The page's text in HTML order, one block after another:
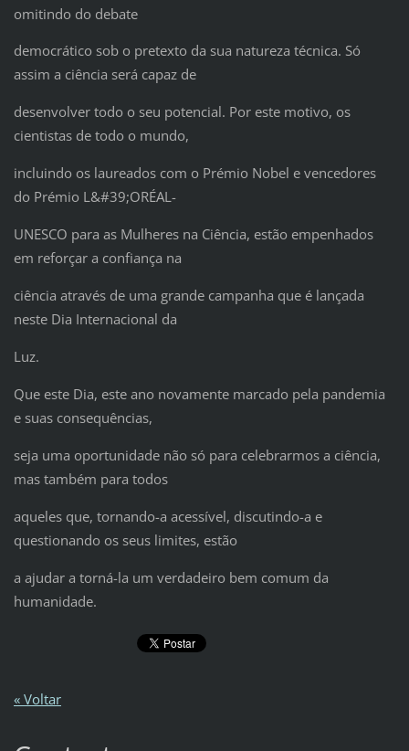
omitindo do debate
democrático sob o pretexto da sua natureza técnica. Só
assim a ciência será capaz de
desenvolver todo o seu potencial. Por este motivo, os
cientistas de todo o mundo,
incluindo os laureados com o Prémio Nobel e vencedores
do Prémio L&#39;ORÉAL-
UNESCO para as Mulheres na Ciência, estão empenhados
em reforçar a confiança na
ciência através de uma grande campanha que é lançada
neste Dia Internacional da
Luz.
Que este Dia, este ano novamente marcado pela pandemia
e suas consequências,
seja uma oportunidade não só para celebrarmos a ciência,
mas também para todos
aqueles que, tornando-a acessível, discutindo-a e
questionando os seus limites, estão
a ajudar a torná-la um verdadeiro bem comum da
humanidade.
« Voltar